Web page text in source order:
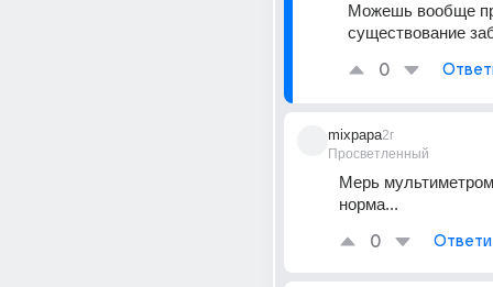
Можешь вообще
существование
0
mixpapa
Просветленный
2г
Мерь
норма...
0